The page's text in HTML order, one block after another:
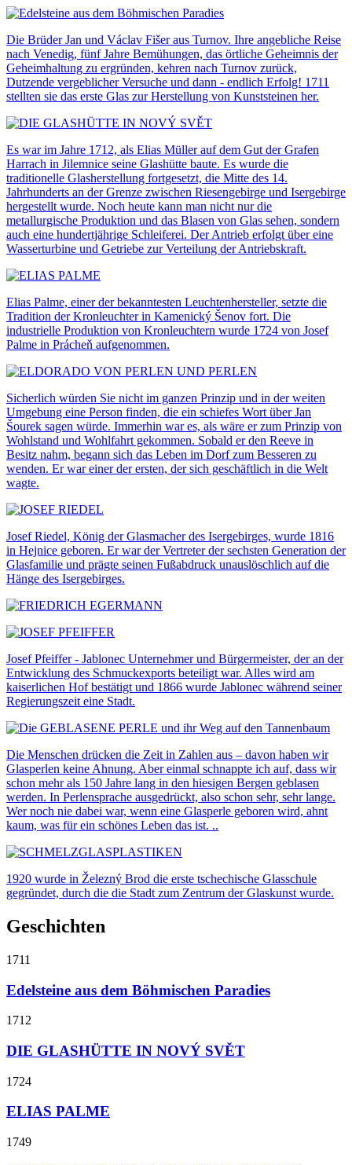
Die Brüder Jan und Václav Fišer aus Turnov. Ihre angebliche Reise
nach Venedig, fünf Jahre Bemühungen, das örtliche Geheimnis der
Geheimhaltung zu ergründen, kehren nach Turnov zurück,
Dutzende vergeblicher Versuche und dann - endlich Erfolg! 1711
stellten sie das erste Glas zur Herstellung von Kunststeinen her.
Es war im Jahre 1712, als Elias Müller auf dem Gut der Grafen
Harrach in Jilemnice seine Glashütte baute. Es wurde die
traditionelle Glasherstellung fortgesetzt, die Mitte des 14.
Jahrhunderts an der Grenze zwischen Riesengebirge und Isergebirge
hergestellt wurde. Noch heute kann man nicht nur die
metallurgische Produktion und das Blasen von Glas sehen, sondern
auch eine hundertjährige Schleiferei. Der Antrieb erfolgt über eine
Wasserturbine und Getriebe zur Verteilung der Antriebskraft.
Elias Palme, einer der bekanntesten Leuchtenhersteller, setzte die
Tradition der Kronleuchter in Kamenický Šenov fort. Die
industrielle Produktion von Kronleuchtern wurde 1724 von Josef
Palme in Prácheň aufgenommen.
Sicherlich würden Sie nicht im ganzen Prinzip und in der weiten
Umgebung eine Person finden, die ein schiefes Wort über Jan
Šourek sagen würde. Immerhin war es, als wäre er zum Prinzip von
Wohlstand und Wohlfahrt gekommen. Sobald er den Reeve in
Besitz nahm, begann sich das Leben im Dorf zum Besseren zu
wenden. Er war einer der ersten, der sich geschäftlich in die Welt
wagte.
Josef Riedel, König der Glasmacher des Isergebirges, wurde 1816
in Hejnice geboren. Er war der Vertreter der sechsten Generation der
Glasfamilie und prägte seinen Fußabdruck unauslöschlich auf die
Hänge des Isergebirges.
Josef Pfeiffer - Jablonec Unternehmer und Bürgermeister, der an der
Entwicklung des Schmuckexports beteiligt war. Alles wird am
kaiserlichen Hof bestätigt und 1866 wurde Jablonec während seiner
Regierungszeit eine Stadt.
Die Menschen drücken die Zeit in Zahlen aus – davon haben wir
Glasperlen keine Ahnung. Aber einmal schnappte ich auf, dass wir
schon mehr als 150 Jahre lang in den hiesigen Bergen geblasen
werden. In Perlensprache ausgedrückt, also schon sehr, sehr lange.
Wer noch nie dabei war, wenn eine Glasperle geboren wird, ahnt
kaum, was für ein schönes Leben das ist. ..
1920 wurde in Železný Brod die erste tschechische Glasschule
gegründet, durch die die Stadt zum Zentrum der Glaskunst wurde.
Geschichten
1711
Edelsteine ​​aus dem Böhmischen Paradies
1712
DIE GLASHÜTTE IN NOVÝ SVĚT
1724
ELIAS PALME
1749